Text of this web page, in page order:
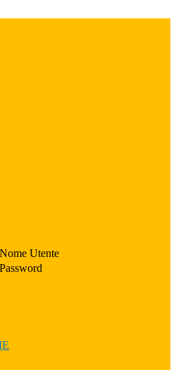
Nome Utente
Password